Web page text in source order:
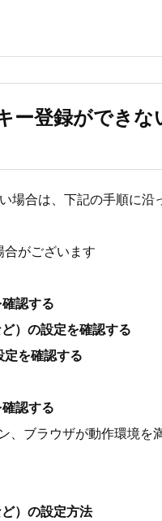
ー登録ができな
場合は、下記の手順に沿
がございます
認する
）の設定を確認する
を確認する
認する
、ブラウザが動作環境を
）の設定方法